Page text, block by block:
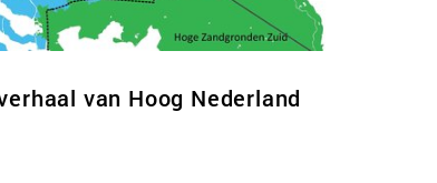
van Hoog Nederland